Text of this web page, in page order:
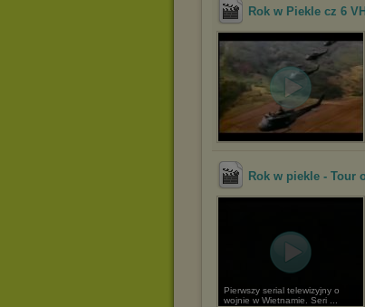
Rok w Piekle cz 6
Rok w piekle - Tour
Pierwszy serial telewizyjny o
wojnie w Wietnamie. Seri ...